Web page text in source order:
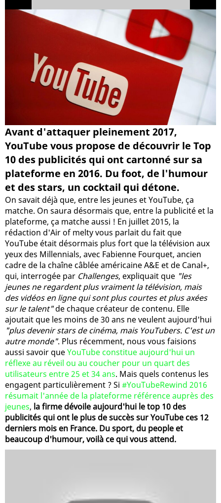
Avant d'attaquer pleinement 2017,
YouTube vous propose de découvrir le Top
10 des publicités qui ont cartonné sur sa
plateforme en 2016. Du foot, de l'humour
et des stars, un cocktail qui détone.
On savait déjà que, entre les jeunes et YouTube, ça
matche. On saura désormais que, entre la publicité et la
plateforme, ça matche aussi ! En juillet 2015, la
rédaction d'Air of melty vous parlait du fait que
YouTube était désormais plus fort que la télévision aux
yeux des Millennials, avec Fabienne Fourquet, ancien
cadre de la chaîne câblée américaine A&E et de Canal+,
qui, interrogée par Challenges, expliquait que "les
jeunes ne regardent plus vraiment la télévision, mais
des vidéos en ligne qui sont plus courtes et plus axées
sur le talent"de chaque créateur de contenu. Elle
ajoutait que les moins de 30 ans ne veulent aujourd'hui
"plus devenir stars de cinéma, mais YouTubers. C'est un
autre monde". Plus récemment, nous vous faisions
aussi savoir queYouTube constitue aujourd'hui un
réflexe au réveil ou au coucher pour un quart des
utilisateurs entre 25 et 34 ans. Mais quels contenus les
engagent particulièrement ? Si #YouTubeRewind 2016
résumait l'année de la plateforme référence auprès des
jeunes, la firme dévoile aujourd'hui le top 10 des
publicités qui ont le plus de succès sur YouTube ces 12
derniers mois en France. Du sport, du people et
beaucoup d'humour, voilà ce qui vous attend.